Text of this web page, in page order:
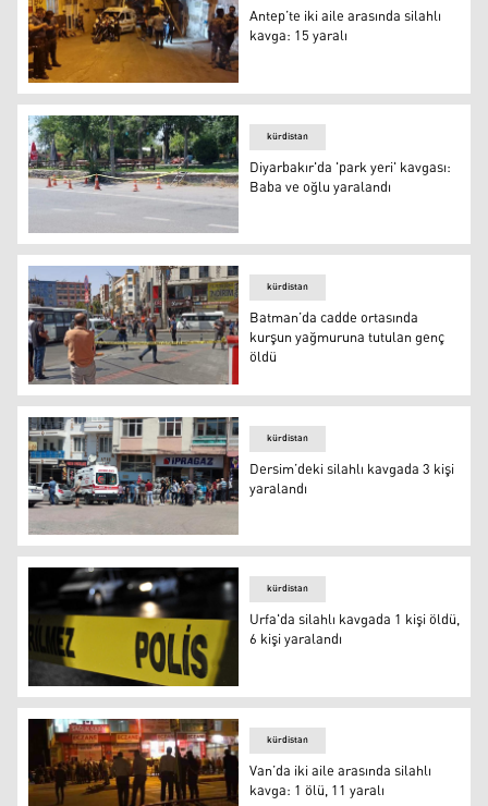
Antep’te iki aile arasında silahlı kavga: 15 yaralı
Antep’te iki aile arasında silahlı
kavga: 15 yaralı
Diyarbakır'da 'park yeri' kavgası: Baba ve oğlu yaralandı
kürdistan
Diyarbakır'da 'park yeri' kavgası:
Baba ve oğlu yaralandı
Batman
kürdistan
Batman’da cadde ortasında
kurşun yağmuruna tutulan genç
öldü
Foto: İHA
kürdistan
Dersim’deki silahlı kavgada 3 kişi
yaralandı
Urfa'da silahlı kavgada 1 kişi öldü, 6 kişi yaralandı
kürdistan
Urfa'da silahlı kavgada 1 kişi öldü,
6 kişi yaralandı
kürdistan
Van’da iki aile arasında silahlı
kavga: 1 ölü, 11 yaralı